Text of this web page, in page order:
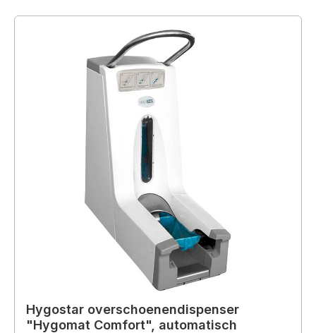
Hygostar overschoenendispenser
"Hygomat Comfort", automatisch